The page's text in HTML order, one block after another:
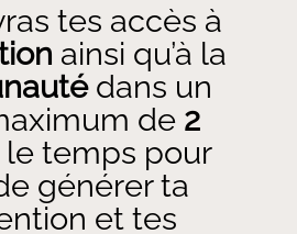
tes accès à
ainsi qu’à la
dans un
de 2
le temps pour
générer ta
et tes